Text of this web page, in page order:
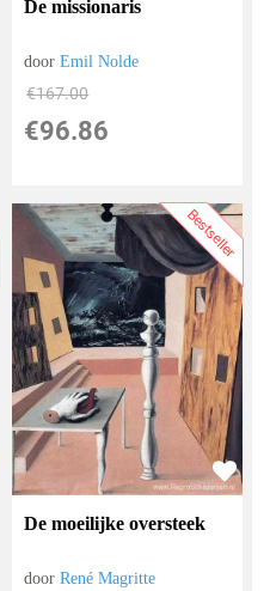
De missionaris
doorEmil Nolde
€167.00
€96.86
Bestseller
De moeilijke oversteek
doorRené Magritte